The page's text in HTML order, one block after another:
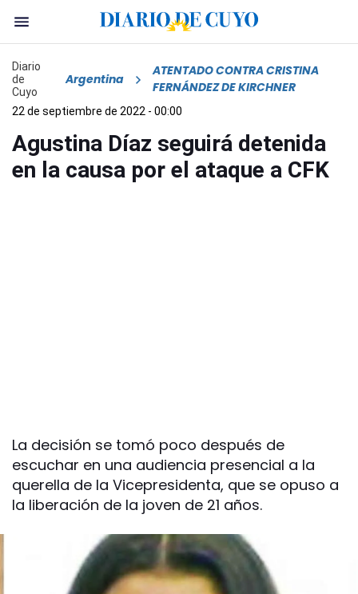
Diario
de
Cuyo
Argentina
ATENTADO CONTRA CRISTINA
FERNÁNDEZ DE KIRCHNER
22 de septiembre de 2022 - 00:00
Agustina Díaz seguirá detenida
en la causa por el ataque a CFK
La decisión se tomó poco después de
escuchar en una audiencia presencial a la
querella de la Vicepresidenta, que se opuso a
la liberación de la joven de 21 años.